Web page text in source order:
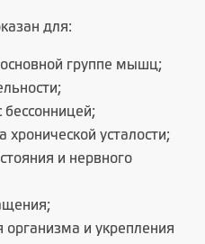
для:
группе мышц;
бессонницей;
хронической усталости;
и нервного
и укрепления